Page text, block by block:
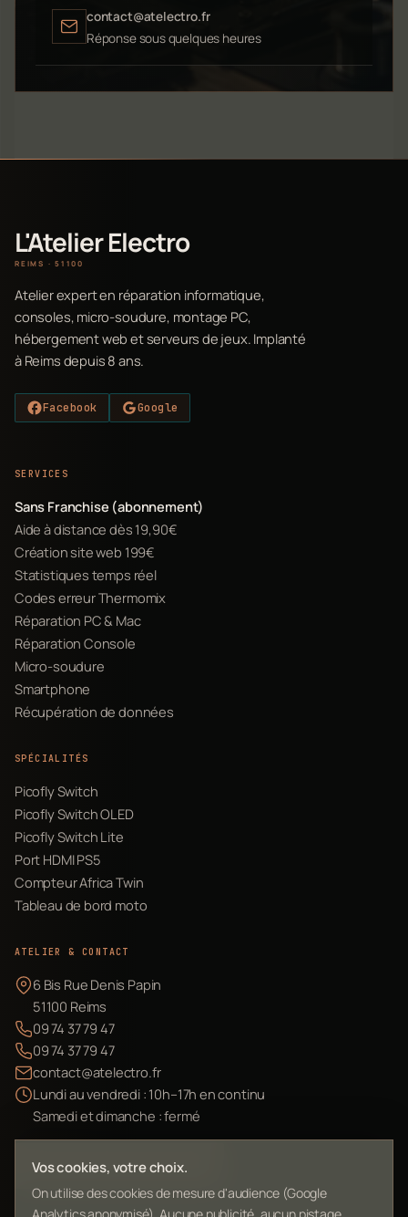
contact@atelectro.fr
Réponse sous quelques heures
L'Atelier Electro
REIMS · 51100
Atelier expert en réparation informatique,
consoles, micro-soudure, montage PC,
hébergement web et serveurs de jeux. Implanté
à Reims depuis 8 ans.
Facebook Google
SERVICES
Sans Franchise (abonnement)
Aide à distance dès 19,90€
Création site web 199€
Statistiques temps réel
Codes erreur Thermomix
Réparation PC & Mac
Réparation Console
Micro-soudure
Smartphone
Récupération de données
SPÉCIALITÉS
Picofly Switch
Picofly Switch OLED
Picofly Switch Lite
Port HDMI PS5
Compteur Africa Twin
Tableau de bord moto
ATELIER & CONTACT
6 Bis Rue Denis Papin
51100 Reims
09 74 37 79 47
09 74 37 79 47
contact@atelectro.fr
Lundi au vendredi : 10h–17h en continu
Samedi et dimanche : fermé
Envoyer mon matériel
Vos cookies, votre choix.
On utilise des cookies de mesure d'audience (Google